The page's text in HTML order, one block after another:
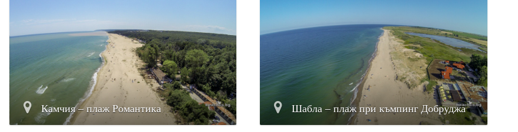
Камчия – плаж Романтика Шабла – плаж при къмпинг Добруджа